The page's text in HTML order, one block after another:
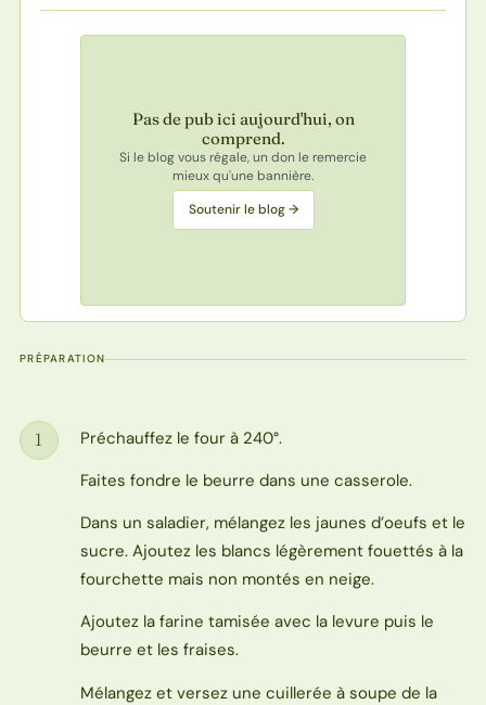
Pas de pub ici aujourd'hui, on
comprend.
Si le blog vous régale, un don le remercie
mieux qu'une bannière.
Soutenir le blog →
PRÉPARATION
Étape
1
Préchauffez le four à 240°.
Faites fondre le beurre dans une casserole.
Dans un saladier, mélangez les jaunes d’oeufs et le
sucre. Ajoutez les blancs légèrement fouettés à la
fourchette mais non montés en neige.
Ajoutez la farine tamisée avec la levure puis le
beurre et les fraises.
Mélangez et versez une cuillerée à soupe de la